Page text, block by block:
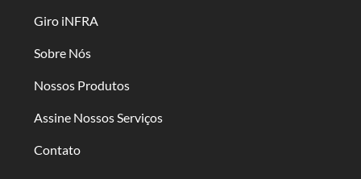
Giro iNFRA
Sobre Nós
Nossos Produtos
Assine Nossos Serviços
Contato